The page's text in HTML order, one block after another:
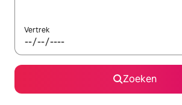
Vertrek
Zoeken